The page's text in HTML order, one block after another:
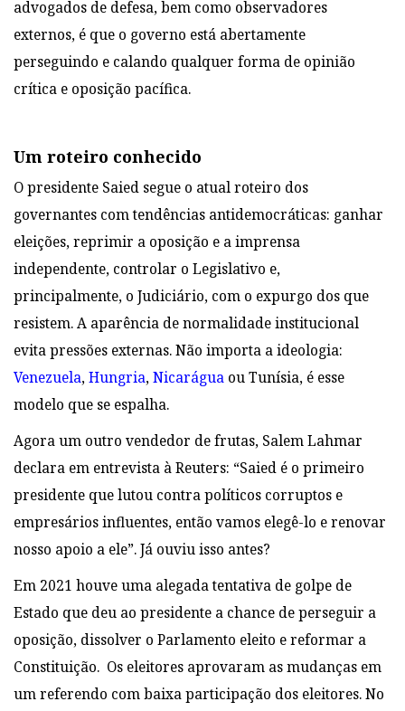
advogados de defesa, bem como observadores
externos, é que o governo está abertamente
perseguindo e calando qualquer forma de opinião
crítica e oposição pacífica.
Um roteiro conhecido
O presidente Saied segue o atual roteiro dos
governantes com tendências antidemocráticas: ganhar
eleições, reprimir a oposição e a imprensa
independente, controlar o Legislativo e,
principalmente, o Judiciário, com o expurgo dos que
resistem. A aparência de normalidade institucional
evita pressões externas. Não importa a ideologia:
Venezuela,Hungria,Nicarágua ou Tunísia, é esse
modelo que se espalha.
Agora um outro vendedor de frutas, Salem Lahmar
declara em entrevista à Reuters: “Saied é o primeiro
presidente que lutou contra políticos corruptos e
empresários influentes, então vamos elegê-lo e renovar
nosso apoio a ele”. Já ouviu isso antes?
Em 2021 houve uma alegada tentativa de golpe de
Estado que deu ao presidente a chance de perseguir a
oposição, dissolver o Parlamento eleito e reformar a
Constituição. Os eleitores aprovaram as mudanças em
um referendo com baixa participação dos eleitores. No